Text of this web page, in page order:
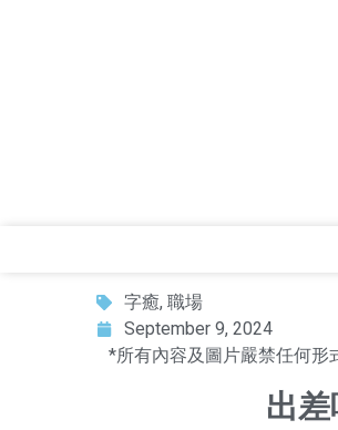
字癒, 職場
September 9, 2024
*所有內容及圖片嚴禁任何形
出